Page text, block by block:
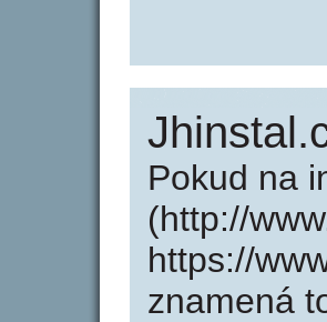
Pokud na
(http://
https://
znamená